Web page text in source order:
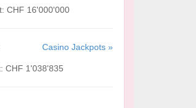
CHF 16'000'000
Casino Jackpots »
CHF 1'038'835